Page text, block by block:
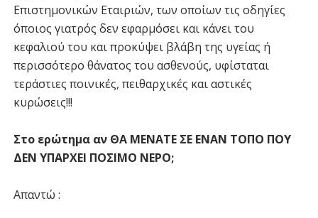
Επιστημονικών Εταιριών, των οποίων τις οδηγίες
όποιος γιατρός δεν εφαρμόσει και κάνει του
κεφαλιού του και προκύψει βλάβη της υγείας ή
περισσότερο θάνατος του ασθενούς, υφίσταται
τεράστιες ποινικές, πειθαρχικές και αστικές
κυρώσεις!!!
Στο ερώτημα αν ΘΑ ΜΕΝΑΤΕ ΣΕ ΕΝΑΝ ΤΟΠΟ ΠΟΥ
ΔΕΝ ΥΠΑΡΧΕΙ ΠΟΣΙΜΟ ΝΕΡΟ;
Απαντώ :